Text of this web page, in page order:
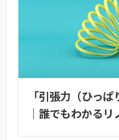
「引張力（ひっ
｜誰でもわかる